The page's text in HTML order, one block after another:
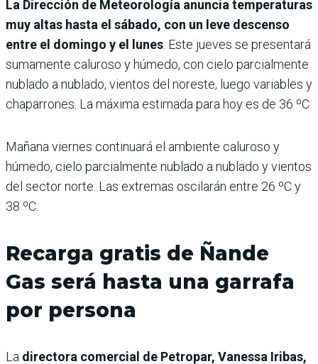
La Dirección de Meteorología anuncia temperaturas
muy altas hasta el sábado, con un leve descenso
entre el domingo y el lunes . Este jueves se presentará
sumamente caluroso y húmedo, con cielo parcialmente
nublado a nublado, vientos del noreste, luego variables y
chaparrones. La máxima estimada para hoy es de 36 ºC.
Mañana viernes continuará el ambiente caluroso y
húmedo, cielo parcialmente nublado a nublado y vientos
del sector norte. Las extremas oscilarán entre 26 ºC y
38 ºC.
Recarga gratis de Ñande
Gas será hasta una garrafa
por persona
La directora comercial de Petropar, Vanessa Iribas,